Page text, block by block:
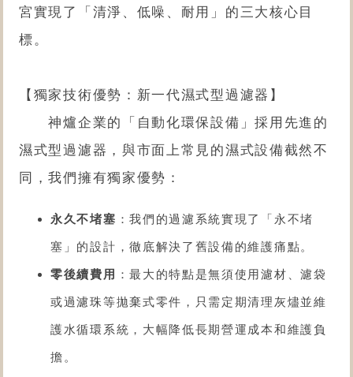
宮實現了「清淨、低噪、耐用」的三大核心目
標。
【獨家技術優勢：新一代濕式型過濾器】
神爐企業的「 自動化環保設備 」採用先進的
濕式型過濾器，與市面上常見的濕式設備截然不
同，我們擁有獨家優勢：
永久不堵塞 ：我們的過濾系統實現了「永不堵
塞」的設計，徹底解決了舊設備的維護痛點。
零後續費用 ：最大的特點是無須使用濾材、濾袋
或過濾珠等拋棄式零件，只需定期清理灰燼並維
護水循環系統，大幅降低長期營運成本和維護負
擔。